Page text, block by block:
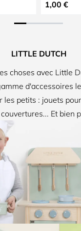
Lettre N
Lettre S
Lettre U
Lettre G
Lettre W
Lettre Z
À partir de
1,00 €
LITTLE DUTCH
choses avec Little
d'accessoires
les petits : jouets
Et bien